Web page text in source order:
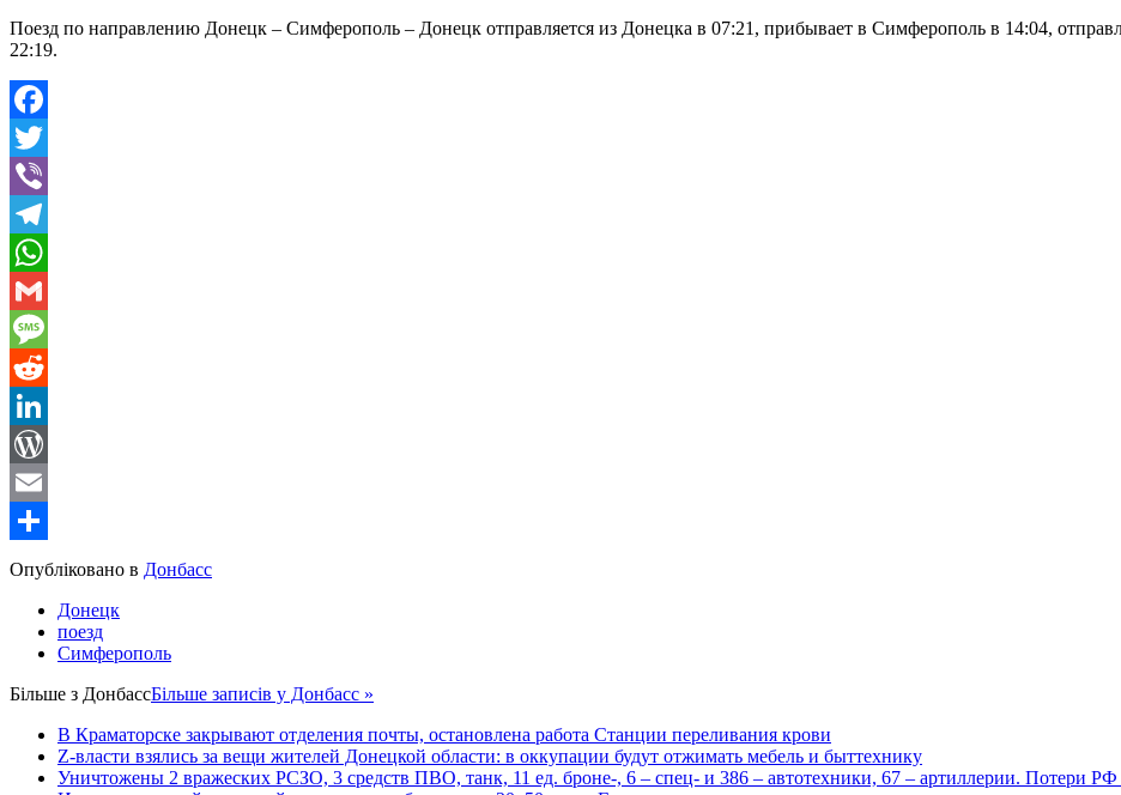
Поезд по направлению Донецк – Симферополь – Донецк отправляется из Донецка в 07:21, прибывает в Симферополь в 14:04,
22:19.
Facebook
Twitter
Viber
Telegram
WhatsApp
Gmail
Message
Reddit
LinkedIn
WordPress
Email
Share
Опубліковано в Донбасс
Донецк
поезд
Симферополь
Більше з ДонбассБільше записів у Донбасс »
В Краматорске закрывают отделения почты, остановлена работа Станции переливания крови
Z-власти взялись за вещи жителей Донецкой области: в оккупации будут отжимать мебель и быттехнику
Уничтожены 2 вражеских РСЗО, 3 средств ПВО, танк, 11 ед. броне-, 6 – спец- и 386 – автотехники, 67 – артиллерии. Потери